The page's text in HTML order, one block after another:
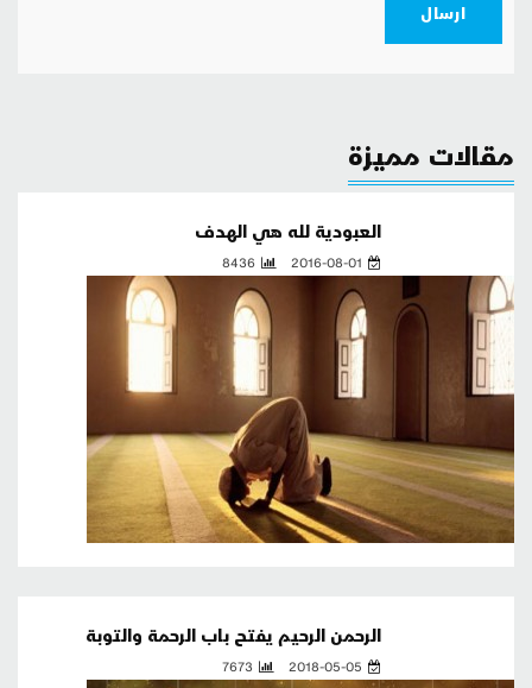
ارسال
مقالات مميزة
العبودية لله هي الهدف
2016-08-01
8436
الرحمن الرحيم يفتح باب الرحمة والتوبة
2018-05-05
7673